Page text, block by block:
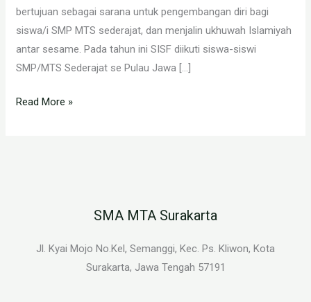
bertujuan sebagai sarana untuk pengembangan diri bagi
siswa/i SMP MTS sederajat, dan menjalin ukhuwah Islamiyah
antar sesame. Pada tahun ini SISF diikuti siswa-siswi
SMP/MTS Sederajat se Pulau Jawa […]
Read More »
SMA MTA Surakarta
Jl. Kyai Mojo No.Kel, Semanggi, Kec. Ps. Kliwon, Kota
Surakarta, Jawa Tengah 57191